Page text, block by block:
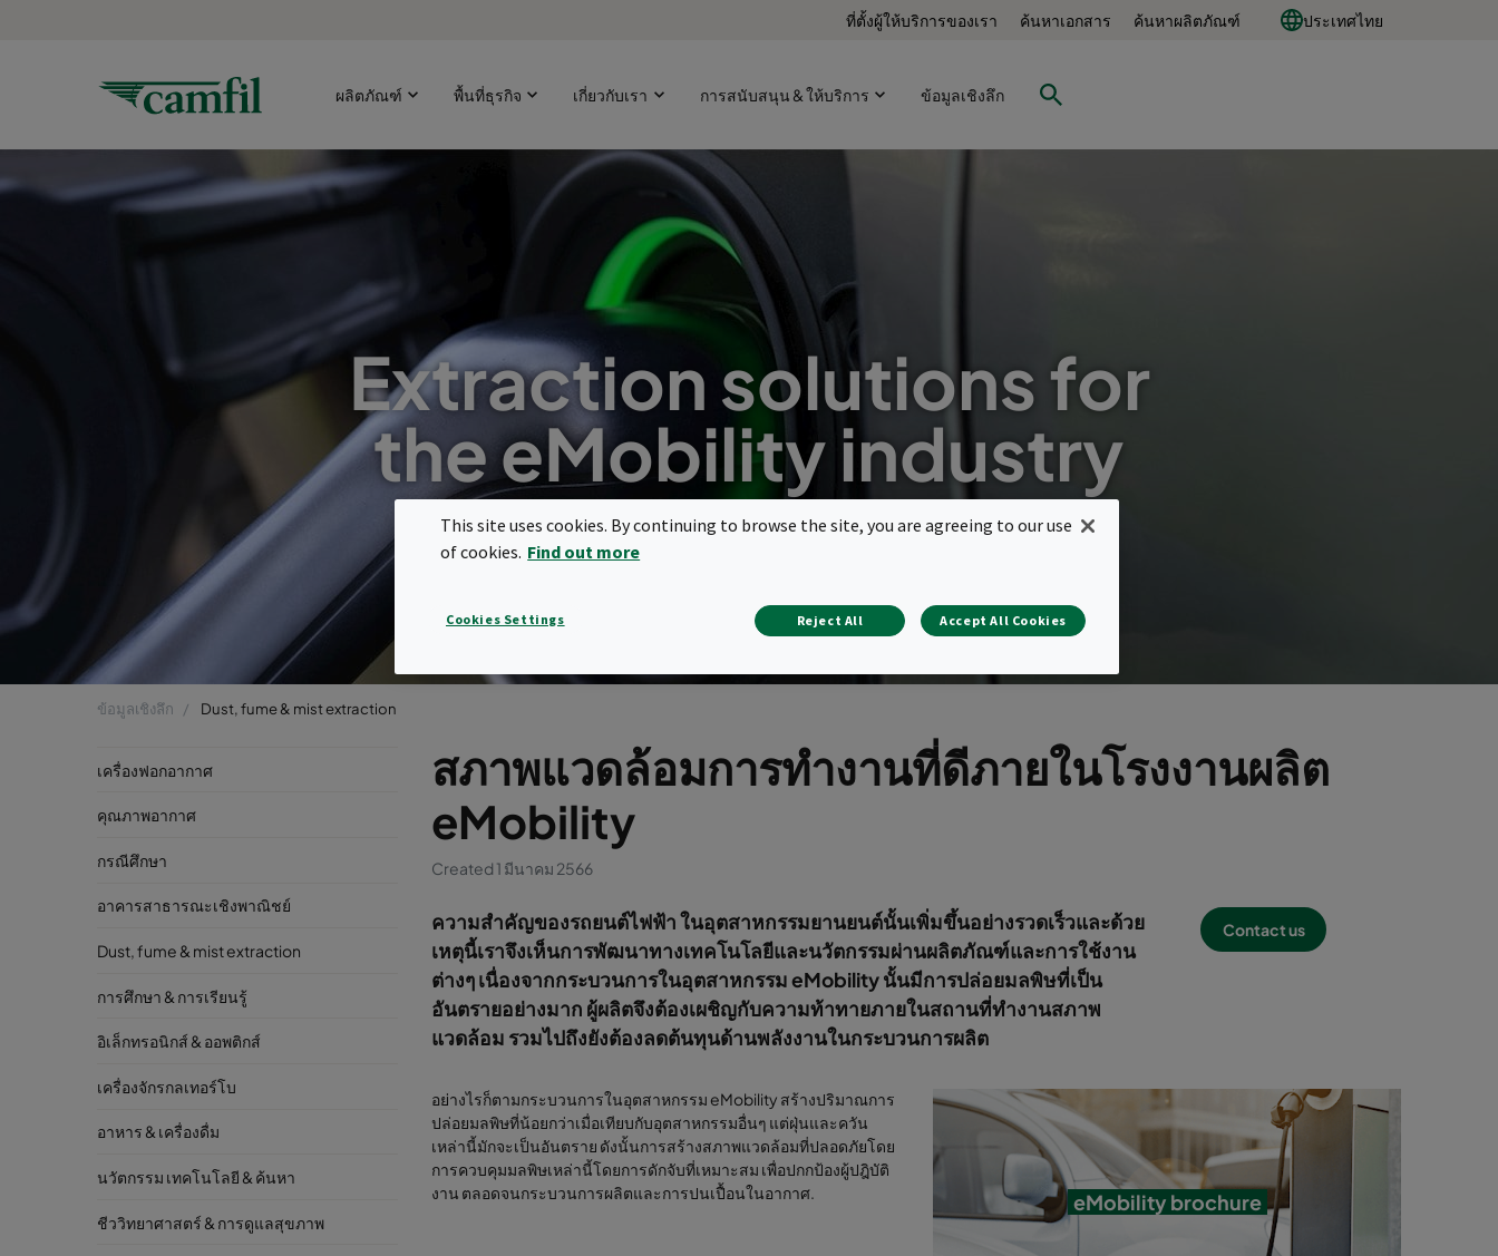
ที่ตั้งผู้ให้บริการของเรา ค้นหาเอกสาร ค้นหาผลิตภัณฑ์ ประเทศไทย
ผลิตภัณฑ์ พื้นที่ธุรกิจ เกี่ยวกับเรา การสนับสนุน & ให้บริการ ข้อมูลเชิงลึก
Extraction solutions for
the eMobility industry
ข้อมูลเชิงลึก Dust, fume & mist extraction
เครื่องฟอกอากาศ
คุณภาพอากาศ
กรณีศึกษา
อาคารสาธารณะเชิงพาณิชย์
Dust, fume & mist extraction
การศึกษา & การเรียนรู้
อิเล็กทรอนิกส์ & ออพติกส์
เครื่องจักรกลเทอร์โบ
อาหาร & เครื่องดื่ม
นวัตกรรม เทคโนโลยี & ค้นหา
ชีววิทยาศาสตร์ & การดูแลสุขภาพ
สภาพแวดล้อมการทำงานที่ดีภายในโรงงานผลิต
eMobility
Created 1 มีนาคม 2566
ความสำคัญของรถยนต์ไฟฟ้า ในอุตสาหกรรมยานยนต์นั้นเพิ่มขึ้นอย่างรวดเร็วและด้วย
เหตุนี้เราจึงเห็นการพัฒนาทางเทคโนโลยีและนวัตกรรมผ่านผลิตภัณฑ์และการใช้งาน
ต่างๆ เนื่องจากกระบวนการในอุตสาหกรรม eMobility นั้นมีการปล่อยมลพิษที่เป็น
อันตรายอย่างมาก ผู้ผลิตจึงต้องเผชิญกับความท้าทายภายในสถานที่ทำงานสภาพ
แวดล้อม รวมไปถึงยังต้องลดต้นทุนด้านพลังงานในกระบวนการผลิต
Contact us
อย่างไรก็ตามกระบวนการในอุตสาหกรรม eMobility สร้างปริมาณการ
ปล่อยมลพิษที่น้อยกว่าเมื่อเทียบกับอุตสาหกรรมอื่นๆ แต่ฝุ่นและควัน
เหล่านี้มักจะเป็นอันตราย ดังนั้นการสร้างสภาพแวดล้อมที่ปลอดภัยโดย
การควบคุมมลพิษเหล่านี้โดยการดักจับที่เหมาะสม เพื่อปกกป้องผู้ปฎิบัติ
งาน ตลอดจนกระบวนการผลิตและการปนเปื้อนในอากาศ.
eMobility brochure
This site uses cookies. By continuing to browse the site, you are agreeing to our use
of cookies. Find out more
Cookies Settings Reject All Accept All Cookies